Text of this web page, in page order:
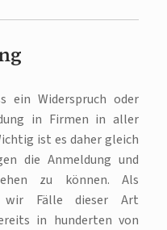
ein Widerspruch oder
in Firmen in aller
ist es daher gleich
die Anmeldung und
zu können. Als
wir Fälle dieser Art
in hunderten von